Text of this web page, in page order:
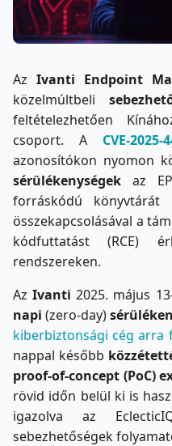
Az Ivanti Endpoint
közelmúltbeli
feltételezhetően
csoport. A CVE-2025-
azonosítókon nyomon
sérülékenységek az
forráskódú könyvtárát
összekapcsolásával a
kódfuttatást (RCE)
rendszereken.
AzIvanti2025. május
napi (zero-day)
kiberbiztonsági cég arra
nappal később
proof-of-concept (PoC)
rövid időn belül ki is
igazolva az
sebezhetőségek